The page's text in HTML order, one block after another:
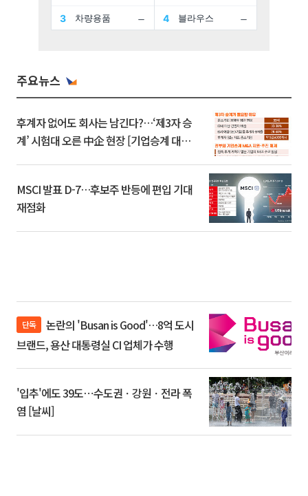
주요뉴스
후계자 없어도 회사는 남긴다?…‘제3자 승
계’ 시험대 오른 中企 현장 [기업승계 대전
MSCI 발표 D-7…후보주 반등에 편입 기대
재점화
단독
브랜드, 용산 대통령실 CI 업체가 수행
'입추'에도 39도⋯수도권ㆍ강원ㆍ전라 폭
염 [날씨]